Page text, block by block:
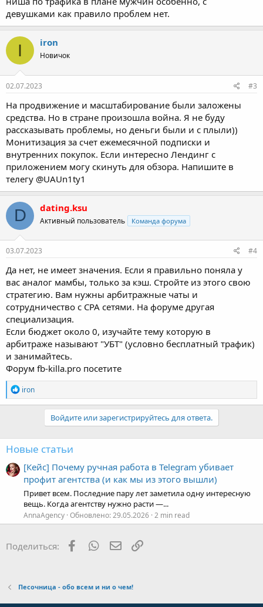
девушками как правило проблем нет.
I iron
Новичок
02.07.2023 #3
На продвижение и масштабирование были заложены
средства. Но в стране произошла война. Я не буду
рассказывать проблемы, но деньги были и с плыли))
Монитизация за счет ежемесячной подписки и
внутренних покупок. Если интересно Лендинг с
приложением могу скинуть для обзора. Напишите в
телегу @UAUn1ty1
D dating.ksu
Активный пользователь Команда форума
03.07.2023 #4
Да нет, не имеет значения. Если я правильно поняла у
вас аналог мамбы, только за кэш. Стройте из этого свою
стратегию. Вам нужны арбитражные чаты и
сотрудничество с СРА сетями. На форуме другая
специализация.
Если бюджет около 0, изучайте тему которую в
арбитраже называют "УБТ" (условно бесплатный трафик)
и занимайтесь.
Форум fb-killa.pro посетите
Р
е
а
:
iron
Войдите или зарегистрируйтесь для ответа.
Новые статьи
[Кейс] Почему ручная работа в Telegram убивает
профит агентства (и как мы из этого вышли)
Привет всем. Последние пару лет заметила одну интересную
вещь. Когда агентству нужно расти —...
AnnaAgency Обновлено:29.05.2026 2 min read
Поделиться: FacebookWhatsAppЭлектронная почта
Песочница - обо всем и ни о чем!